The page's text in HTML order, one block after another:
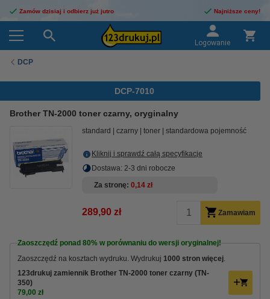
Zamów dzisiaj i odbierz już jutro Najniższe ceny!
Logowanie
DCP
DCP-7010
Brother TN-2000 toner czarny, oryginalny
standard czarny toner standardowa pojemność
Kliknij i sprawdź całą specyfikacje
Dostawa: 2-3 dni robocze
Za stronę 0,14 zł
289,90 zł Zamawiam
Zaoszczędź ponad 80% w porównaniu do wersji oryginalnej!
Zaoszczędź na kosztach wydruku. Wydrukuj 1000 stron więcej.
123drukuj zamiennik Brother TN-2000 toner czarny (TN-
350)
79,00 zł